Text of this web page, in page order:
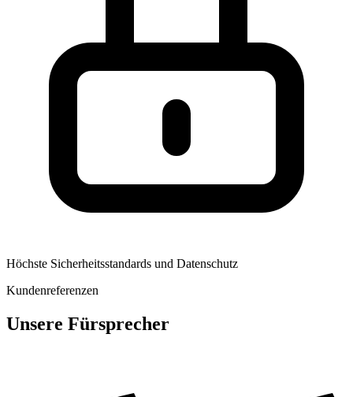
Höchste Sicherheitsstandards und Datenschutz
Kundenreferenzen
Unsere Fürsprecher